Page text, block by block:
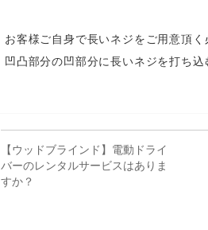
お客様ご自身で長いネジをご用意頂
凹凸部分の凹部分に長いネジを打ち込
【ウッドブラインド】電動ドライ
バーのレンタルサービスはありま
すか？